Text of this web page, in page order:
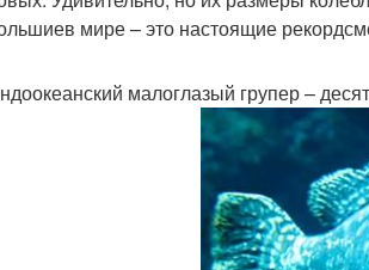
мире – это настоящие
малоглазый групер –